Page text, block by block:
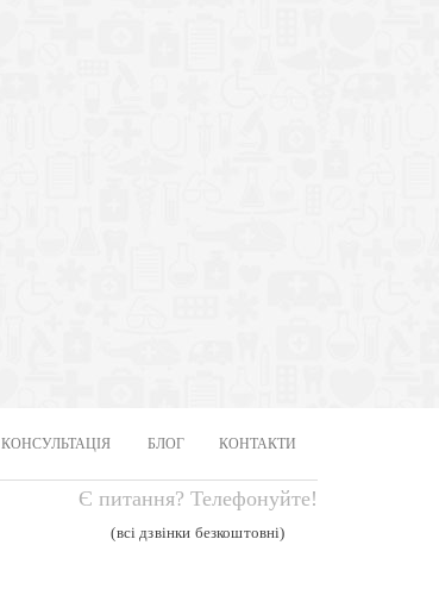
КОНСУЛЬТАЦІЯ БЛОГ КОНТАКТИ
Є питання? Телефонуйте!
(всі дзвінки безкоштовні)